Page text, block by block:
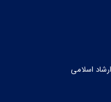
اسلامی